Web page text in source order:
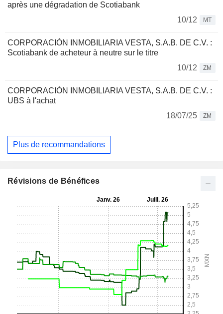
après une dégradation de Scotiabank
10/12
MT
CORPORACIÓN INMOBILIARIA VESTA, S.A.B. DE C.V. :
Scotiabank de acheteur à neutre sur le titre
10/12
ZM
CORPORACIÓN INMOBILIARIA VESTA, S.A.B. DE C.V. :
UBS à l'achat
18/07/25
ZM
Plus de recommandations
Révisions de Bénéfices